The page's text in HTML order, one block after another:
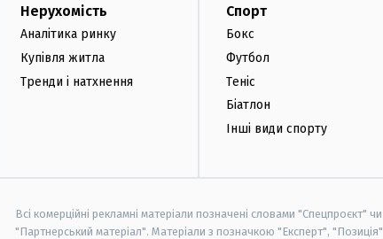
Нерухомість
Аналітика ринку
Купівля житла
Тренди і натхнення
Спорт
Бокс
Футбол
Теніс
Біатлон
Інші види спорту
Всі комерційні рекламні матеріали позначені словами "Спецпроєкт" чи
"Партнерський матеріал". Матеріали з позначкою "Експерт", "Позиція"